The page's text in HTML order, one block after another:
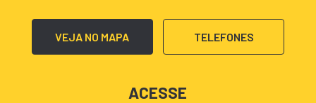
VEJA NO MAPA TELEFONES
ACESSE